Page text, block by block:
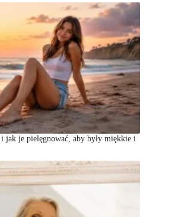
jak je pielęgnować, aby były miękkie i